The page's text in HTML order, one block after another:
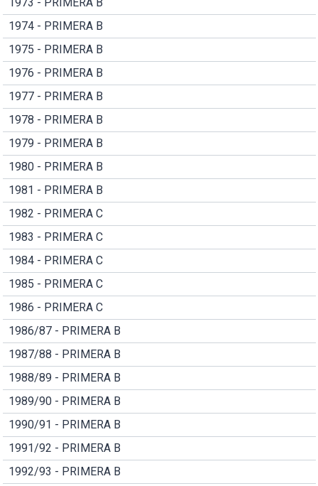
1974 - PRIMERA B
1975 - PRIMERA B
1976 - PRIMERA B
1977 - PRIMERA B
1978 - PRIMERA B
1979 - PRIMERA B
1980 - PRIMERA B
1981 - PRIMERA B
1982 - PRIMERA C
1983 - PRIMERA C
1984 - PRIMERA C
1985 - PRIMERA C
1986 - PRIMERA C
1986/87 - PRIMERA B
1987/88 - PRIMERA B
1988/89 - PRIMERA B
1989/90 - PRIMERA B
1990/91 - PRIMERA B
1991/92 - PRIMERA B
1992/93 - PRIMERA B